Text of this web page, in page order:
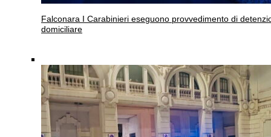
Falconara
I Carabinieri eseguono provvedimento di
domiciliare